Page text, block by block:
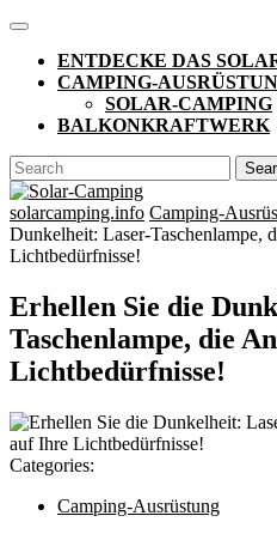
Skip
content
Open
ButtonENTDECKE DAS
CAMPING-
SOLAR-CAMPING
BALKONKRAFTWERK
CLOSE
BUTTON
Search
for:
solarcamping.info Camping-
Dunkelheit: Laser-Taschenlampe,
Lichtbedürfnisse!
Erhellen Sie die
Taschenlampe, die
Lichtbedürfnisse!
Categories:
Camping-Ausrüstung